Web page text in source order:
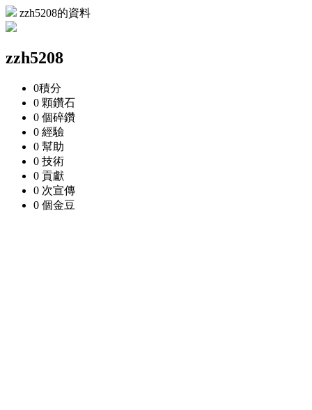
zzh5208的資料
zzh5208
0積分
0 顆鑽石
0 個碎鑽
0 經驗
0 幫助
0 技術
0 貢獻
0 次宣傳
0 個金豆